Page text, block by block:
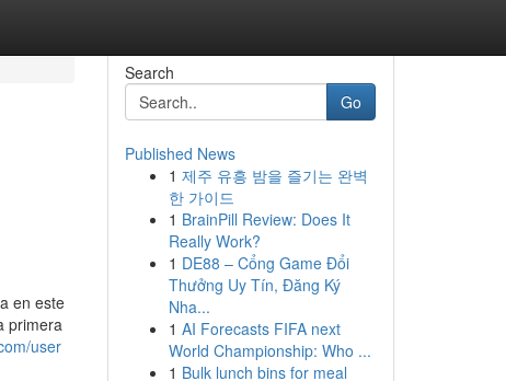
en este
primera
user
Search
Go
Published News
1 제주 유흥 밤을 즐기는 완벽
한 가이드
1 BrainPill Review: Does It
Really Work?
1 DE88 – Cổng Game Đổi
Thưởng Uy Tín, Đăng Ký
Nha...
1 AI Forecasts FIFA next
World Championship: Who ...
1 Bulk lunch bins for meal